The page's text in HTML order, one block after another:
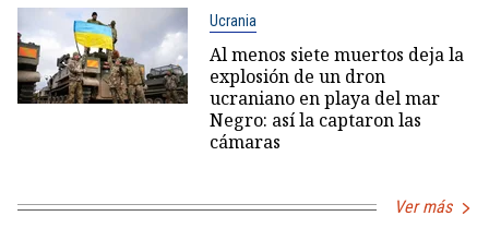
Ucrania
Al menos siete muertos deja la
explosión de un dron
ucraniano en playa del mar
Negro: así la captaron las
cámaras
Ver más